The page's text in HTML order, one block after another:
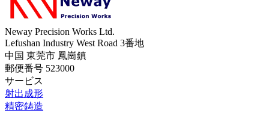
Neway Precision Works Ltd.
Lefushan Industry West Road 3番地
中国 東莞市 鳳崗鎮
郵便番号 523000
サービス
射出成形
精密鋳造